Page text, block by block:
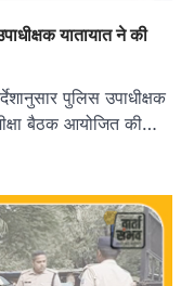
यातायात ने की
पुलिस उपाधीक्षक
बैठक आयोजित की…